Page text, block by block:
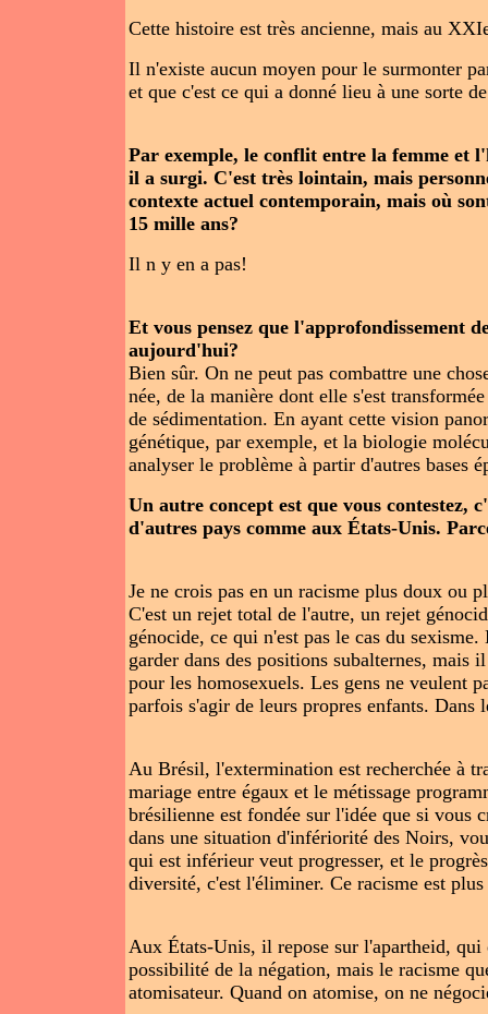
Cette histoire est très ancienne, mais au
Il n'existe aucun moyen pour le surmonter
et que c'est ce qui a donné lieu à une sorte
Par exemple, le conflit entre la femme et
il a surgi. C'est très lointain, mais
contexte actuel contemporain, mais où
15 mille ans?
Il n y en a pas!
Et vous pensez que l'approfondissement
aujourd'hui?
Bien sûr. On ne peut pas combattre une
née, de la manière dont elle s'est
de sédimentation. En ayant cette vision
génétique, par exemple, et la biologie
analyser le problème à partir d'autres bases
Un autre concept est que vous contestez,
d'autres pays comme aux États-Unis.
Je ne crois pas en un racisme plus doux ou
C'est un rejet total de l'autre, un rejet
génocide, ce qui n'est pas le cas du
garder dans des positions subalternes, mais
pour les homosexuels. Les gens ne veulent
parfois s'agir de leurs propres enfants. Dans
Au Brésil, l'extermination est recherchée à
mariage entre égaux et le métissage
brésilienne est fondée sur l'idée que si vous
dans une situation d'infériorité des Noirs,
qui est inférieur veut progresser, et le
diversité, c'est l'éliminer. Ce racisme est
Aux États-Unis, il repose sur l'apartheid,
possibilité de la négation, mais le racisme
atomisateur. Quand on atomise, on ne